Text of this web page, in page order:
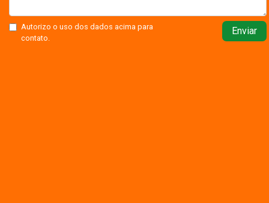
Autorizo o uso dos dados acima para
contato.
Enviar